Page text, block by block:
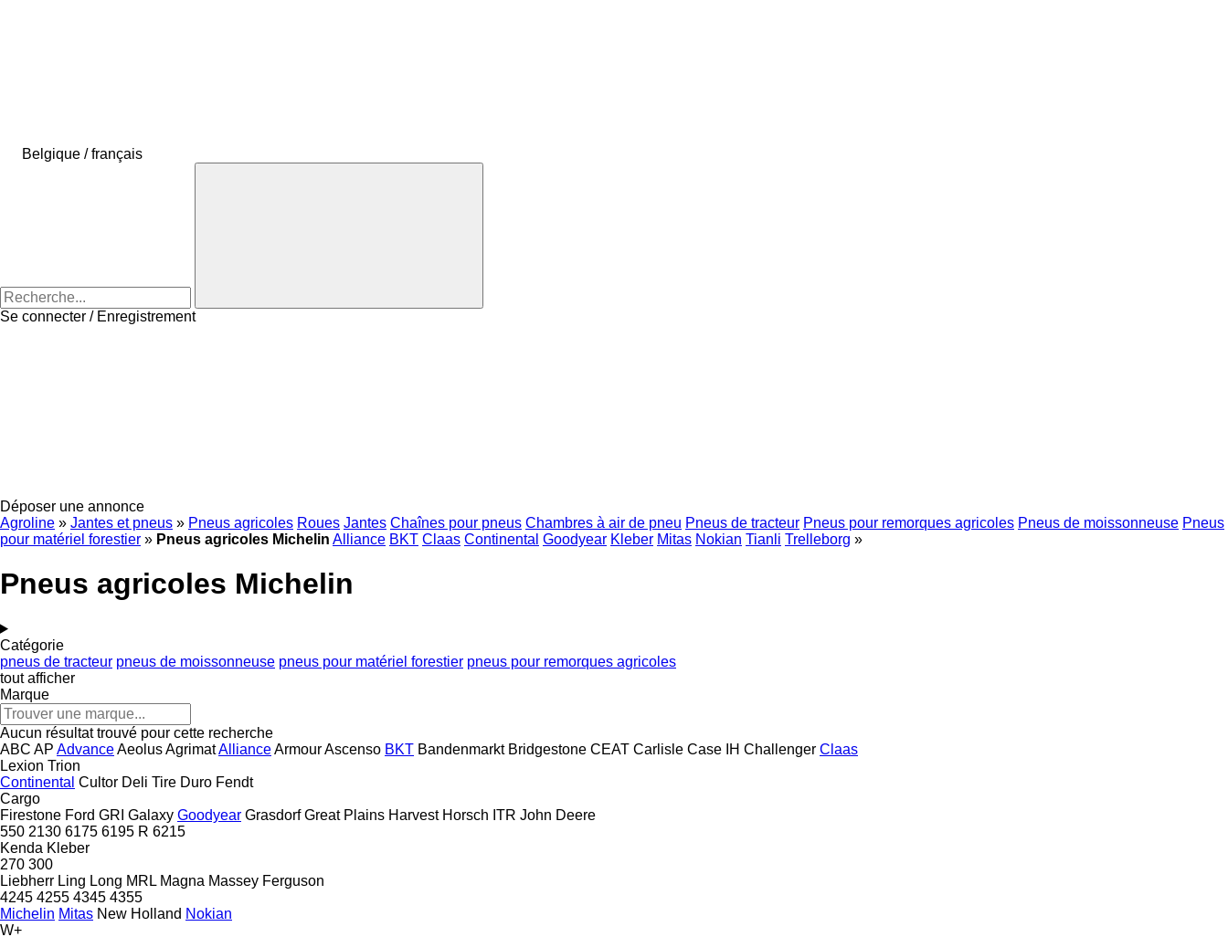
Belgique / français
Se connecter / Enregistrement
Déposer une annonce
Agroline » Jantes et pneus » Pneus agricoles Roues Jantes Chaînes pour pneus Chambres à air de pneu Pneus de tracteur Pneus pour remorques agricoles Pneus de moissonneuse Pneus
pour matériel forestier » Pneus agricoles Michelin Alliance BKT Claas Continental Goodyear Kleber Mitas Nokian Tianli Trelleborg »
Pneus agricoles Michelin
Catégorie
pneus de tracteur pneus de moissonneuse pneus pour matériel forestier pneus pour remorques agricoles
tout afficher
Marque
Aucun résultat trouvé pour cette recherche
ABC AP AdvanceAeolusAgrimatAllianceArmourAscenso BKT Bandenmarkt Bridgestone CEAT Carlisle Case IH Challenger Claas
Lexion Trion
Continental Cultor Deli Tire Duro Fendt
Cargo
Firestone Ford GRI Galaxy Goodyear Grasdorf Great Plains Harvest Horsch ITR John Deere
550 2130 6175 6195 R 6215
Kenda Kleber
270 300
Liebherr Ling Long MRL Magna Massey Ferguson
4245 4255 4345 4355
Michelin Mitas New Holland Nokian
W+